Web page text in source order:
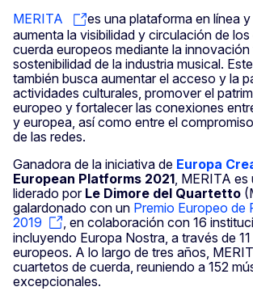
MERITA
es una plataforma en línea
aumenta la visibilidad y circulación de
cuerda europeos mediante la innovación
sostenibilidad de la industria musical.
también busca aumentar el acceso y la
actividades culturales, promover el
europeo y fortalecer las conexiones
y europea, así como entre el
de las redes.
Ganadora de la iniciativa de Europa
European Platforms 2021 , MERITA
liderado por Le Dimore del Quartetto
galardonado con un Premio Europeo de
2019
, en colaboración con 16
incluyendo Europa Nostra, a través de 11
europeos. A lo largo de tres años,
cuartetos de cuerda, reuniendo a 152
excepcionales.